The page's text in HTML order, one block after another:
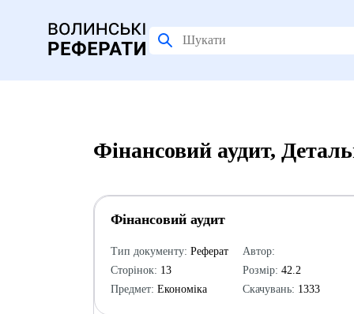
Фінансовий аудит,
Фінансовий аудит
Тип документу: Реферат
Сторінок: 13
Предмет: Економіка
Автор:
Розмір: 42.2
Скачувань: 1333